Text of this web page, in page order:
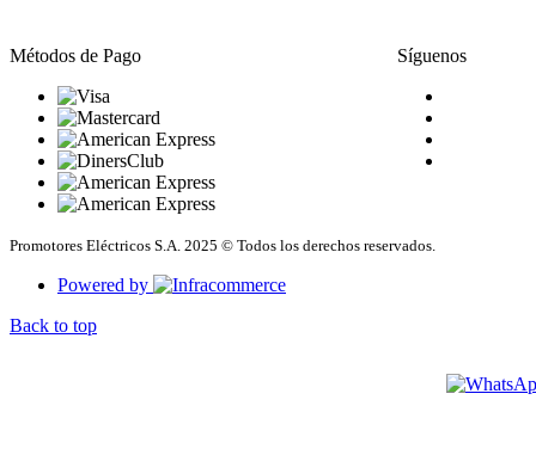
Métodos de Pago Síguenos
Promotores Eléctricos S.A. 2025 © Todos los derechos reservados.
Powered by
Back to top